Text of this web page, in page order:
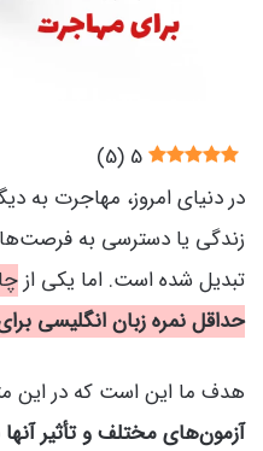
5
(
5
)
در دنیای امروز، مهاجرت به
زندگی یا دسترسی به
تبدیل شده است. اما یکی از
حداقل نمره زبان انگلیسی
هدف ما این است که در این
آزمون‌های مختلف و تأثیر